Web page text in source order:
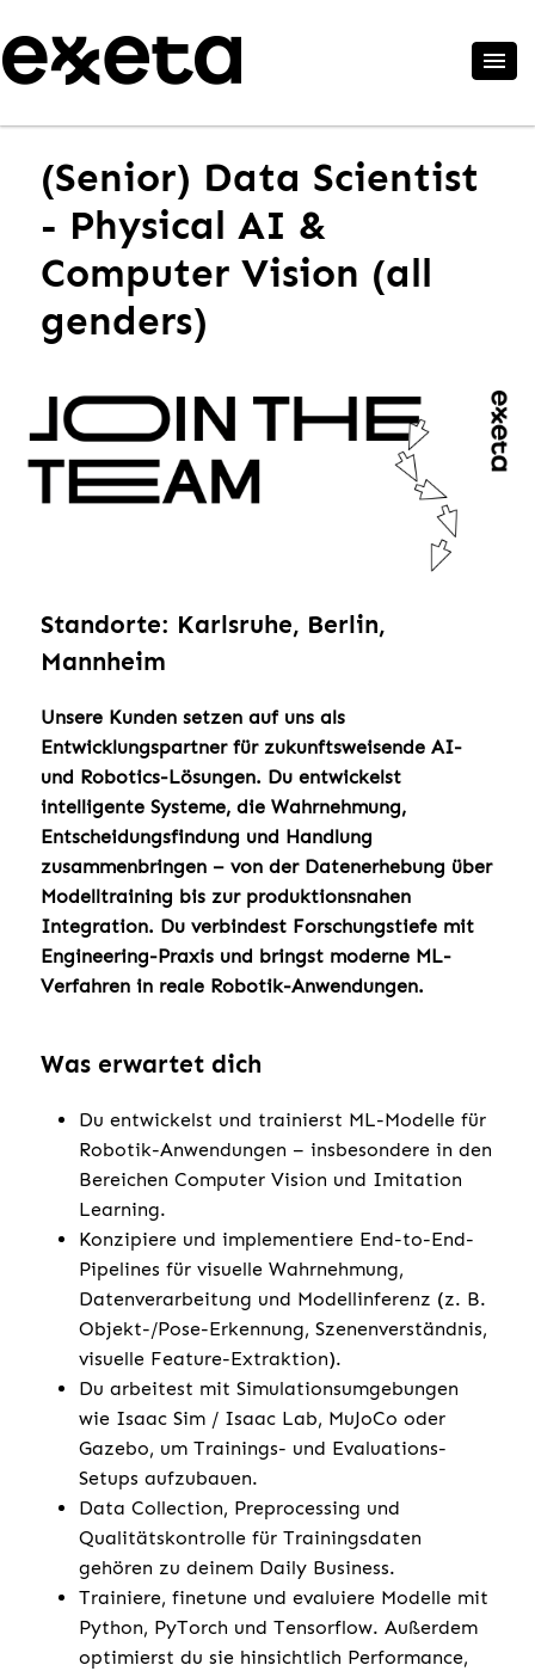
(Senior) Data Scientist
- Physical AI &
Computer Vision (all
genders)
Standorte: Karlsruhe, Berlin,
Mannheim
Unsere Kunden setzen auf uns als
Entwicklungspartner für zukunftsweisende AI-
und Robotics-Lösungen. Du entwickelst
intelligente Systeme, die Wahrnehmung,
Entscheidungsfindung und Handlung
zusammenbringen – von der Datenerhebung über
Modelltraining bis zur produktionsnahen
Integration. Du verbindest Forschungstiefe mit
Engineering-Praxis und bringst moderne ML-
Verfahren in reale Robotik-Anwendungen.
Was erwartet dich
Du entwickelst und trainierst ML-Modelle für
Robotik-Anwendungen – insbesondere in den
Bereichen Computer Vision und Imitation
Learning.
Konzipiere und implementiere End-to-End-
Pipelines für visuelle Wahrnehmung,
Datenverarbeitung und Modellinferenz (z. B.
Objekt-/Pose-Erkennung, Szenenverständnis,
visuelle Feature-Extraktion).
Du arbeitest mit Simulationsumgebungen
wie Isaac Sim / Isaac Lab, MuJoCo oder
Gazebo, um Trainings- und Evaluations-
Setups aufzubauen.
Data Collection, Preprocessing und
Qualitätskontrolle für Trainingsdaten
gehören zu deinem Daily Business.
Trainiere, finetune und evaluiere Modelle mit
Python, PyTorch und Tensorflow. Außerdem
optimierst du sie hinsichtlich Performance,